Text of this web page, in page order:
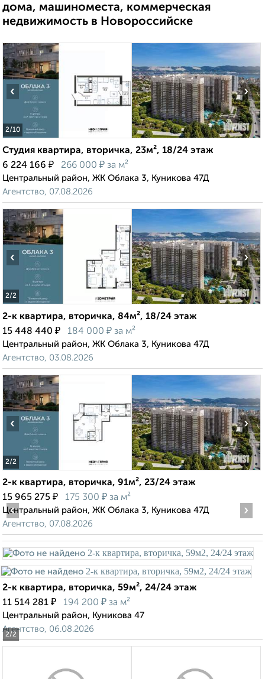
дома, машиноместа, коммерческая
недвижимость в Новороссийске
2/10
‹ ›
Студия квартира, вторичка, 23м², 18/24 этаж
6 224 166 ₽ 266 000 ₽ за м²
Центральный район, ЖК Облака 3, Куникова 47Д
Агентство, 07.08.2026
2/2
‹ ›
2-к квартира, вторичка, 84м², 18/24 этаж
15 448 440 ₽ 184 000 ₽ за м²
Центральный район, ЖК Облака 3, Куникова 47Д
Агентство, 03.08.2026
2/2
‹ ›
2-к квартира, вторичка, 91м², 23/24 этаж
15 965 275 ₽ 175 300 ₽ за м²
Центральный район, ЖК Облака 3, Куникова 47Д
Агентство, 07.08.2026
2/2
‹ ›
2-к квартира, вторичка, 59м², 24/24 этаж
11 514 281 ₽ 194 200 ₽ за м²
Центральный район, Куникова 47
Агентство, 06.08.2026